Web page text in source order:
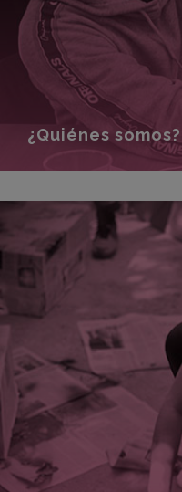
¿Quiénes somos?